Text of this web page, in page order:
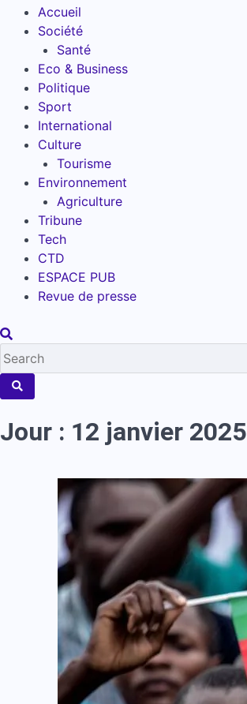
Accueil
Société
Santé
Eco & Business
Politique
Sport
International
Culture
Tourisme
Environnement
Agriculture
Tribune
Tech
CTD
ESPACE PUB
Revue de presse
Jour : 12 janvier 2025